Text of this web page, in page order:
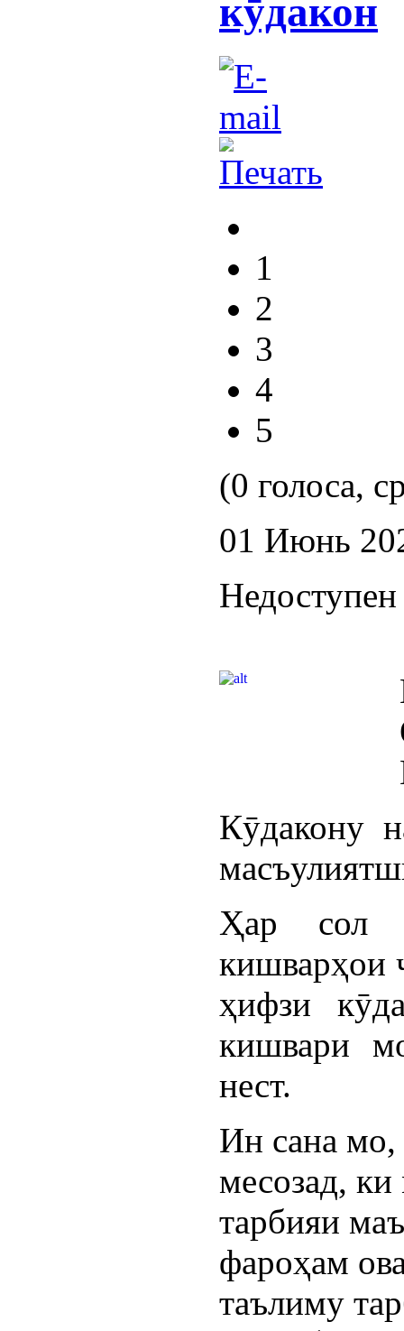
кӯдакон
1
2
3
4
5
(0 голоса,
01 Июнь
Кӯдакону
Ҳар сол
кишварҳои
ҳифзи
кишвари
нест.
Ин сана
месозад, ки
тарбияи
фароҳам
таълиму